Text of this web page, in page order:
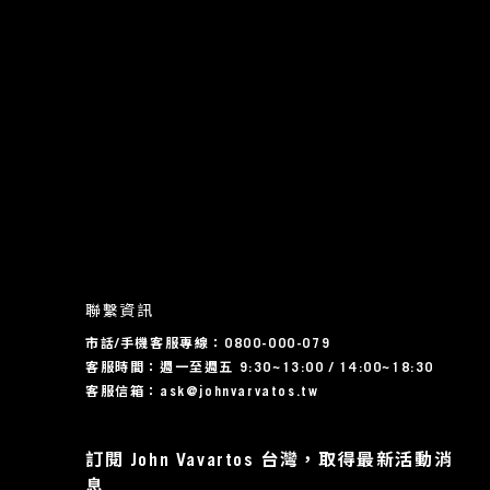
聯繫資訊
市話/手機客服專線：0800-000-079
客服時間：週一至週五 9:30~13:00 / 14:00~18:30
客服信箱：ask@johnvarvatos.tw
訂閱 John Vavartos 台灣，取得最新活動消